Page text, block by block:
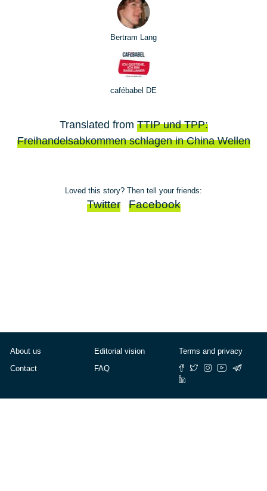
Bertram Lang
cafébabel DE
Translated from TTIP und TPP:
Freihandelsabkommen schlagen in China Wellen
Loved this story? Then tell your friends:
Twitter Facebook
About us
Contact
Editorial vision
FAQ
Terms and privacy